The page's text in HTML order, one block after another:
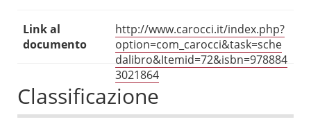
Link al
documento
http://www.carocci.it/index.php?
option=com_carocci&task=sche
dalibro&Itemid=72&isbn=978884
3021864
Classificazione